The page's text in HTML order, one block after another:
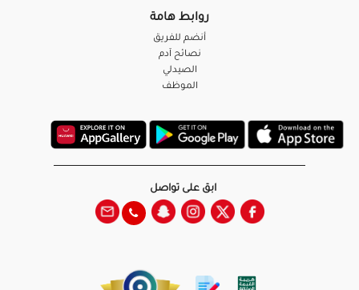
روابط هامة
أنضم للفريق
نصائح آدم
الصيدلي
الموظف
ابق على تواصل